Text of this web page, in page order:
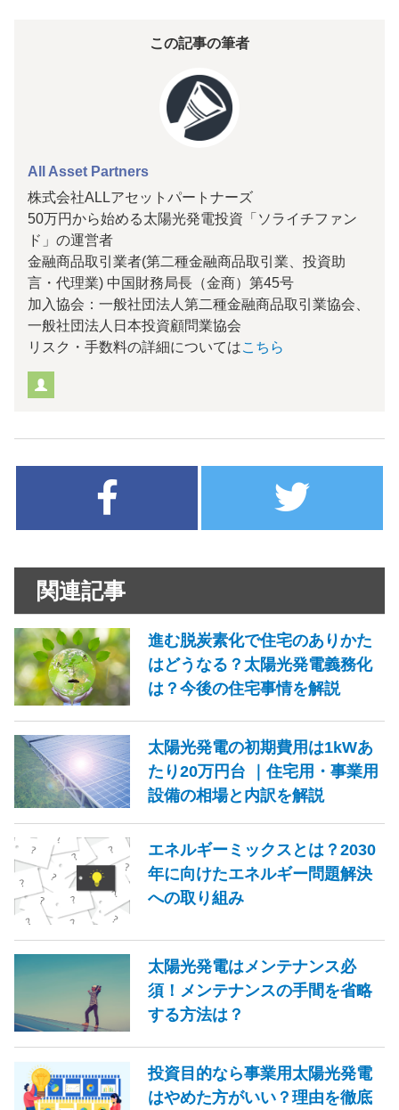
この記事の筆者
All Asset Partners
株式会社ALLアセットパートナーズ
50万円から始める太陽光発電投資「ソライチファン
ド」の運営者
金融商品取引業者(第二種金融商品取引業、投資助
言・代理業) 中国財務局長（金商）第45号
加入協会：一般社団法人第二種金融商品取引業協会、
一般社団法人日本投資顧問業協会
リスク・手数料の詳細についてはこちら
関連記事
進む脱炭素化で住宅のありかた
はどうなる？太陽光発電義務化
は？今後の住宅事情を解説
太陽光発電の初期費用は1kWあ
たり20万円台 ｜住宅用・事業用
設備の相場と内訳を解説
エネルギーミックスとは？2030
年に向けたエネルギー問題解決
への取り組み
太陽光発電はメンテナンス必
須！メンテナンスの手間を省略
する方法は？
投資目的なら事業用太陽光発電
はやめた方がいい？理由を徹底